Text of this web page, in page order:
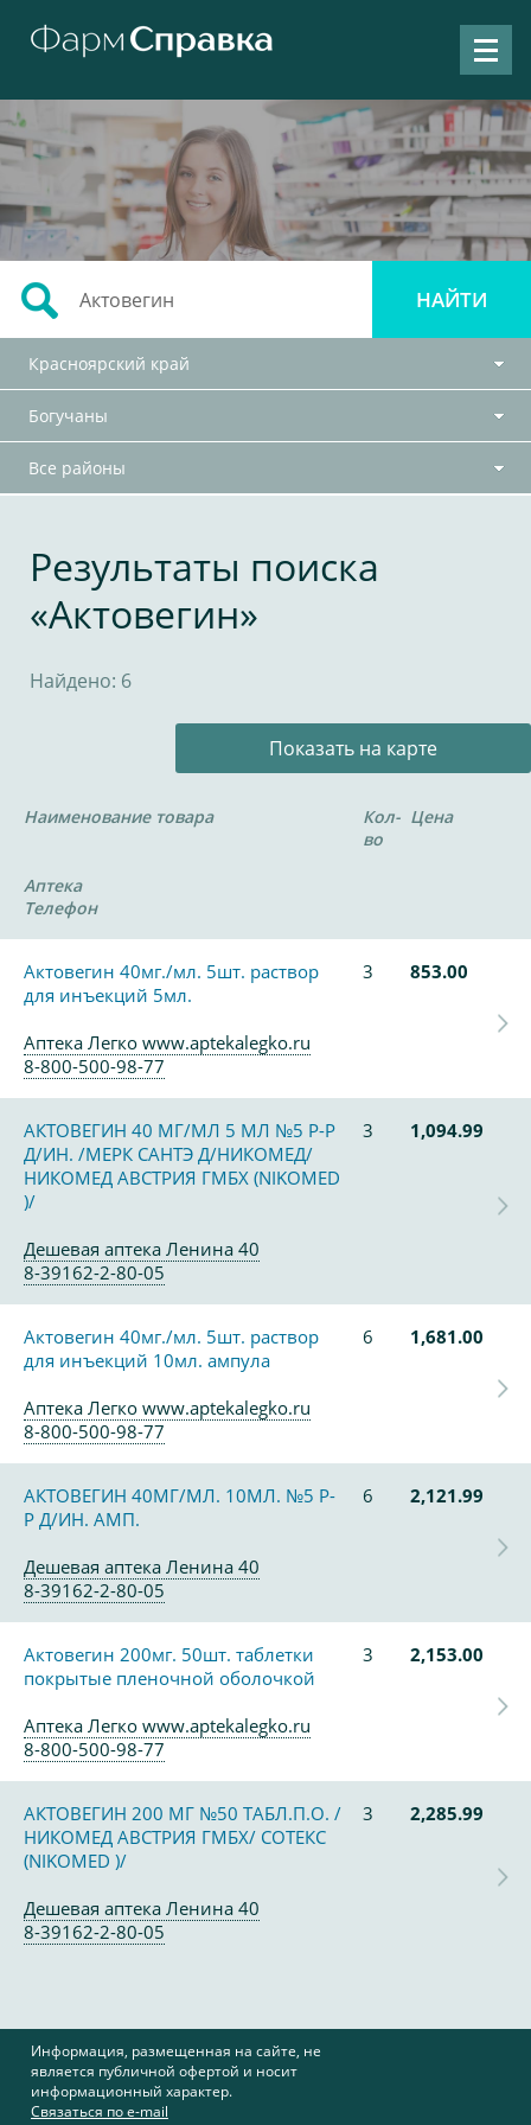
Красноярский край
Богучаны
Все районы
Результаты поиска
«Актовегин»
Найдено: 6
Показать на карте
Наименование товара
Кол-
во
Цена
Аптека
Телефон
Актовегин 40мг./мл. 5шт. раствор
для инъекций 5мл.
3 853.00
Аптека Легко www.aptekalegko.ru
8-800-500-98-77
АКТОВЕГИН 40 МГ/МЛ 5 МЛ №5 Р-Р
Д/ИН. /МЕРК САНТЭ Д/НИКОМЕД/
НИКОМЕД АВСТРИЯ ГМБХ (NIKOMED
)/
3 1,094.99
Дешевая аптека Ленина 40
8-39162-2-80-05
Актовегин 40мг./мл. 5шт. раствор
для инъекций 10мл. ампула
6 1,681.00
Аптека Легко www.aptekalegko.ru
8-800-500-98-77
АКТОВЕГИН 40МГ/МЛ. 10МЛ. №5 Р-
Р Д/ИН. АМП.
6 2,121.99
Дешевая аптека Ленина 40
8-39162-2-80-05
Актовегин 200мг. 50шт. таблетки
покрытые пленочной оболочкой
3 2,153.00
Аптека Легко www.aptekalegko.ru
8-800-500-98-77
АКТОВЕГИН 200 МГ №50 ТАБЛ.П.О. /
НИКОМЕД АВСТРИЯ ГМБХ/ СОТЕКС
(NIKOMED )/
3 2,285.99
Дешевая аптека Ленина 40
8-39162-2-80-05
Информация, размещенная на сайте, не
является публичной офертой и носит
информационный характер.
Связаться по e-mail